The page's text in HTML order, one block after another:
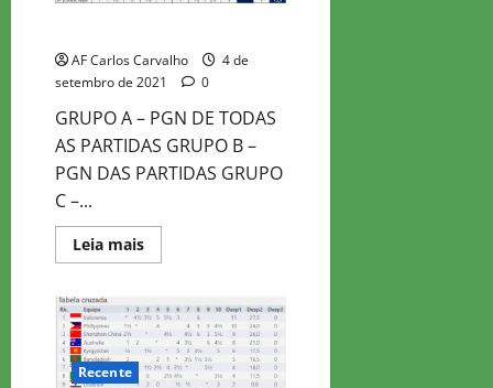
AF Carlos Carvalho
4 de
setembro de 2021
0
GRUPO A – PGN DE TODAS
AS PARTIDAS GRUPO B –
PGN DAS PARTIDAS GRUPO
C –...
Leia maisRead
more
DIVISÃO
2
–
DIA
3
Recente